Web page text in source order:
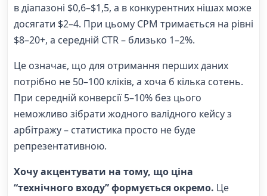
в діапазоні $0,6–$1,5, а в конкурентних нішах може
досягати $2–4. При цьому CPM тримається на рівні
$8–20+, а середній CTR – близько 1–2%.
Це означає, що для отримання перших даних
потрібно не 50–100 кліків, а хоча б кілька сотень.
При середній конверсії 5–10% без цього
неможливо зібрати жодного валідного кейсу з
арбітражу – статистика просто не буде
репрезентативною.
Хочу акцентувати на тому, що ціна
“технічного входу” формується окремо. Це